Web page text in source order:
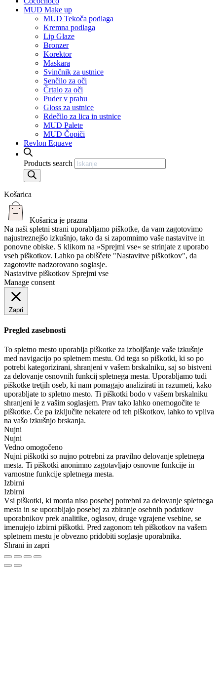
MUD Make up
MUD Tekoča podlaga
Kremna podlaga
Lip Glaze
Bronzer
Korektor
Maskara
Svinčnik za ustnice
Senčilo za oči
Črtalo za oči
Puder v prahu
Gloss za ustnice
Rdečilo za lica in ustnice
MUD Palete
MUD Čopiči
Revlon Equave
Products search
Košarica
Košarica je prazna
Na naši spletni strani uporabljamo piškotke, da vam zagotovimo
najustreznejšo izkušnjo, tako da si zapomnimo vaše nastavitve in
ponovne obiske. S klikom na »Sprejmi vse« se strinjate z uporabo
vseh piškotkov. Lahko pa obiščete "Nastavitve piškotkov", da
zagotovite nadzorovano soglasje.
Nastavitve piškotkov Sprejmi vse
Manage consent
Zapri
Pregled zasebnosti
To spletno mesto uporablja piškotke za izboljšanje vaše izkušnje
med navigacijo po spletnem mestu. Od tega so piškotki, ki so po
potrebi kategorizirani, shranjeni v vašem brskalniku, saj so bistveni
za delovanje osnovnih funkcij spletnega mesta. Uporabljamo tudi
piškotke tretjih oseb, ki nam pomagajo analizirati in razumeti, kako
uporabljate to spletno mesto. Ti piškotki bodo v vašem brskalniku
shranjeni le z vašim soglasjem. Prav tako lahko onemogočite te
piškotke. Če pa izključite nekatere od teh piškotkov, lahko to vpliva
na vašo izkušnjo brskanja.
Nujni
Nujni
Vedno omogočeno
Nujni piškotki so nujno potrebni za pravilno delovanje spletnega
mesta. Ti piškotki anonimno zagotavljajo osnovne funkcije in
varnostne funkcije spletnega mesta.
Izbirni
Izbirni
Vsi piškotki, ki morda niso posebej potrebni za delovanje spletnega
mesta in se uporabljajo posebej za zbiranje osebnih podatkov
uporabnikov prek analitike, oglasov, druge vgrajene vsebine, se
imenujejo izbirni piškotki. Pred zagonom teh piškotkov na vašem
spletnem mestu je obvezno pridobiti soglasje uporabnika.
Shrani in zapri